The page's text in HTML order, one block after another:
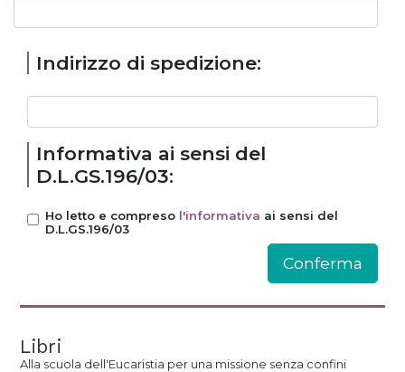
Indirizzo di spedizione:
Informativa ai sensi del
D.L.GS.196/03:
Ho letto e compreso l'informativa ai sensi del
D.L.GS.196/03
Libri
Alla scuola dell'Eucaristia per una missione senza confini